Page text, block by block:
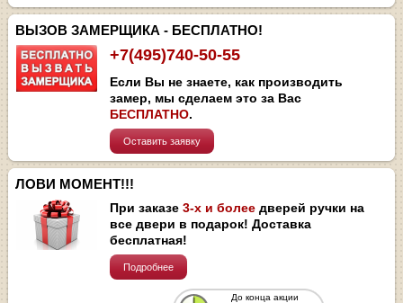
ВЫЗОВ ЗАМЕРЩИКА - БЕСПЛАТНО!
+7(495)740-50-55
Если Вы не знаете, как производить
замер, мы сделаем это за Вас
БЕСПЛАТНО.
Оставить заявку
ЛОВИ МОМЕНТ!!!
При заказе3-х и более дверей ручки на
все двери в подарок! Доставка
бесплатная!
Подробнее
До конца акции